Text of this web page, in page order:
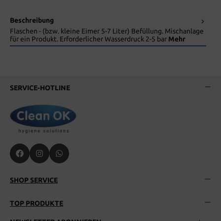
Beschreibung
Flaschen - (bzw. kleine Eimer 5-7 Liter) Befüllung. Mischanlage
für ein Produkt. Erforderlicher Wasserdruck 2-5 bar Mehr
SERVICE-HOTLINE
SHOP SERVICE
TOP PRODUKTE